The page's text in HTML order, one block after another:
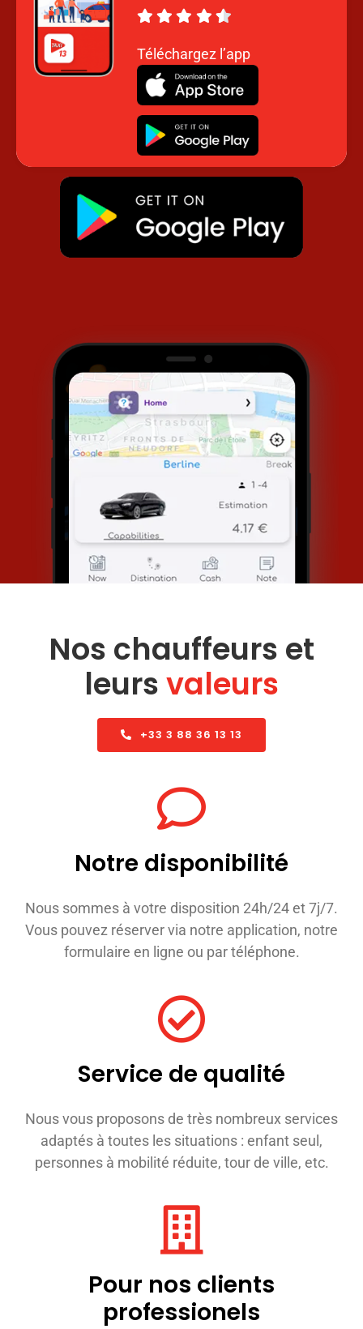
vous soyez, pour autant que vous soyez
Nos chauffeurs et
leursvaleurs
+33 3 88 36 13 13
Notre disponibilité
Nous sommes à votre disposition 24h/24 et 7j/7.
Vous pouvez réserver via notre application, notre
formulaire en ligne ou par téléphone.
Service de qualité
Nous vous proposons de très nombreux services
adaptés à toutes les situations : enfant seul,
personnes à mobilité réduite, tour de ville, etc.
Pour nos clients
professionels
Téléchargez l’app